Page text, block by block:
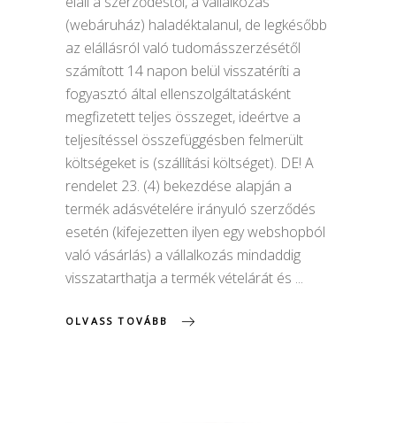
(webáruház) haladéktalanul, de legkésőbb
az elállásról való tudomásszerzésétől
számított 14 napon belül visszatéríti a
fogyasztó által ellenszolgáltatásként
megfizetett teljes összeget, ideértve a
teljesítéssel összefüggésben felmerült
költségeket is (szállítási költséget). DE! A
rendelet 23. (4) bekezdése alapján a
termék adásvételére irányuló szerződés
esetén (kifejezetten ilyen egy webshopból
való vásárlás) a vállalkozás mindaddig
visszatarthatja a termék vételárát és
OLVASS TOVÁBB